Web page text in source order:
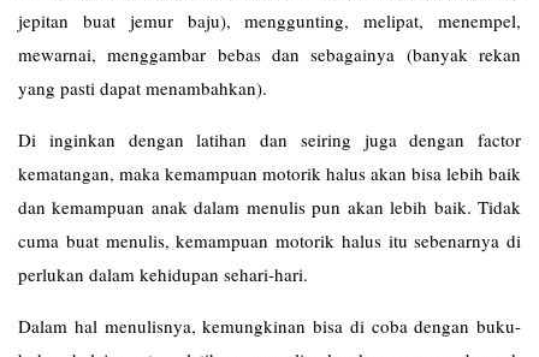
jepitan buat jemur baju), menggunting, melipat, menempel,
mewarnai, menggambar bebas dan sebagainya (banyak rekan
yang pasti dapat menambahkan).
Di inginkan dengan latihan dan seiring juga dengan factor
kematangan, maka kemampuan motorik halus akan bisa lebih baik
dan kemampuan anak dalam menulis pun akan lebih baik. Tidak
cuma buat menulis, kemampuan motorik halus itu sebenarnya di
perlukan dalam kehidupan sehari-hari.
Dalam hal menulisnya, kemungkinan bisa di coba dengan buku-